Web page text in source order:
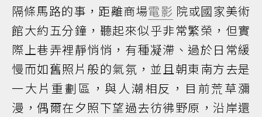
隔條馬路的事，距離商場電影 院或國家美術
館大約五分鐘，聽起來似乎非常繁榮，但實
際上巷弄裡靜悄悄，有種凝滯、過於日常緩
慢而如舊照片般的氣氛，並且朝東南方去是
一大片重劃區，與人潮相反，目前荒草瀰
漫，偶爾在夕照下望過去彷彿野原，沿岸還